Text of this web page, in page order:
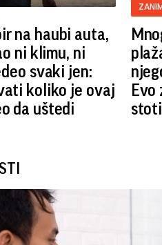
na haubi auta,
ni klimu, ni
svaki jen:
koliko je ovaj
da uštedi
Evo